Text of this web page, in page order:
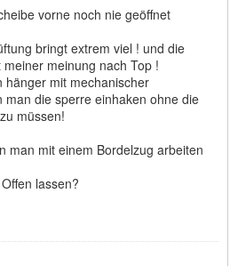
vorne noch nie geöffnet
bringt extrem viel ! und die
meinung nach Top !
hänger mit mechanischer
man die sperre einhaken ohne die
müssen!
man mit einem Bordelzug arbeiten
lassen?